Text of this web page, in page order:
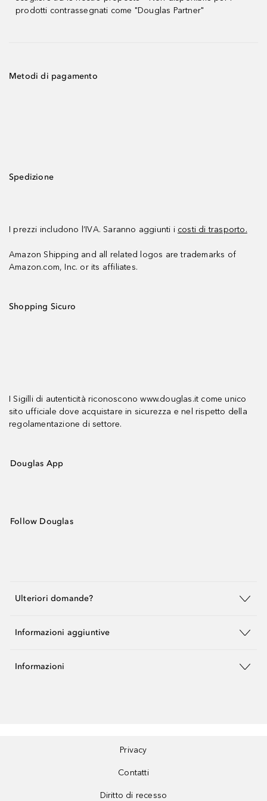
prodotti contrassegnati come "Douglas Partner"
Metodi di pagamento
Spedizione
I prezzi includono l’IVA. Saranno aggiunti i costi di trasporto.
Amazon Shipping and all related logos are trademarks of
Amazon.com, Inc. or its affiliates.
Shopping Sicuro
I Sigilli di autenticità riconoscono www.douglas.it come unico
sito ufficiale dove acquistare in sicurezza e nel rispetto della
regolamentazione di settore.
Douglas App
Follow Douglas
Ulteriori domande?
Informazioni aggiuntive
Informazioni
Privacy
Contatti
Diritto di recesso